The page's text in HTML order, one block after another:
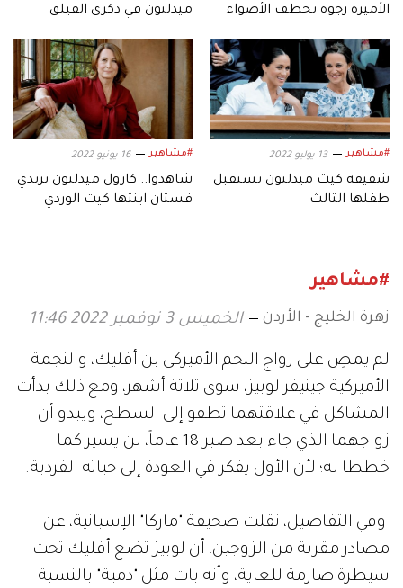
الأميرة رجوة تخطف الأضواء
ميدلتون في ذكرى الفيلق
#مشاهير 13 يوليو 2022
شقيقة كيت ميدلتون تستقبل
طفلها الثالث
#مشاهير 16 يونيو 2022
شاهدوا.. كارول ميدلتون ترتدي
فستان ابنتها كيت الوردي
#مشاهير
زهرة الخليج - الأردن الخميس 3 نوفمبر 2022 11:46
لم يمضِ على زواج النجم الأميركي بن أفليك، والنجمة
الأميركية جينيفر لوبيز، سوى ثلاثة أشهر، ومع ذلك بدأت
المشاكل في علاقتهما تطفو إلى السطح، ويبدو أن
زواجهما الذي جاء بعد صبر 18 عاماً، لن يسير كما
خططا له؛ لأن الأول يفكر في العودة إلى حياته الفردية.
وفي التفاصيل، نقلت صحيفة "ماركا" الإسبانية، عن
مصادر مقربة من الزوجين، أن لوبيز تضع أفليك تحت
سيطرة صارمة للغاية، وأنه بات مثل "دمية" بالنسبة